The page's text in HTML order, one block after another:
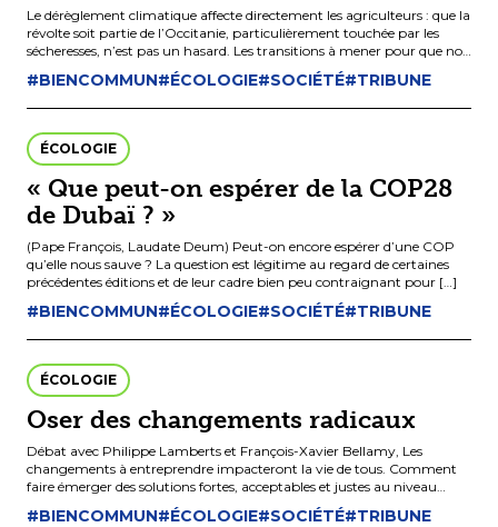
Le dérèglement climatique affecte directement les agriculteurs : que la
révolte soit partie de l’Occitanie, particulièrement touchée par les
sécheresses, n’est pas un hasard. Les transitions à mener pour que nos
#BIENCOMMUN#ÉCOLOGIE#SOCIÉTÉ#TRIBUNE
ÉCOLOGIE
« Que peut-on espérer de la COP28
de Dubaï ? »
(Pape François, Laudate Deum) Peut-on encore espérer d’une COP
qu’elle nous sauve ? La question est légitime au regard de certaines
précédentes éditions et de leur cadre bien peu contraignant pour […]
#BIENCOMMUN#ÉCOLOGIE#SOCIÉTÉ#TRIBUNE
ÉCOLOGIE
Oser des changements radicaux
Débat avec Philippe Lamberts et François-Xavier Bellamy, Les
changements à entreprendre impacteront la vie de tous. Comment
faire émerger des solutions fortes, acceptables et justes au niveau
européen? Débat avec […]
#BIENCOMMUN#ÉCOLOGIE#SOCIÉTÉ#TRIBUNE